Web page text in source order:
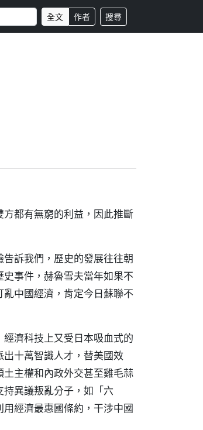
全文 作者 搜尋
都有無窮的利益，因此推斷
訴我們，歷史的發展往往朝
事件，赫魯雪夫當年如果不
中國經濟，肯定今日蘇聯不
濟科技上又受日本吸血式的
十萬智識人才，替美國效
主權和內政外交甚至雞毛蒜
異議叛亂分子，如「六
經濟最惠國條約，干涉中國